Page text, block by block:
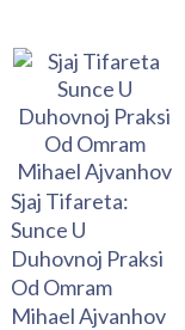
Sjaj Tifareta:
Sunce U
Duhovnoj Praksi
Od Omram
Mihael Ajvanhov